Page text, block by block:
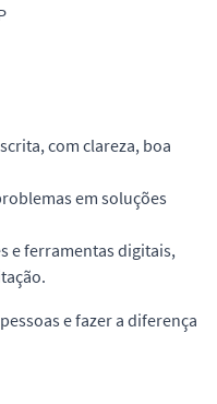
com clareza, boa
em soluções
e ferramentas digitais,
e fazer a diferença